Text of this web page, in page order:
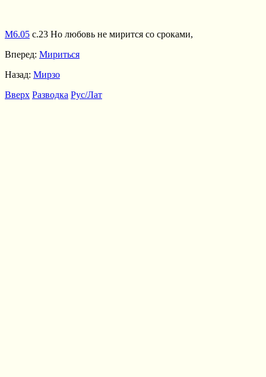
М6.05 с.23 Но любовь не мирится со сроками,
Вперед: Мириться
Назад: Мирзо
Вверх Разводка Рус/Лат